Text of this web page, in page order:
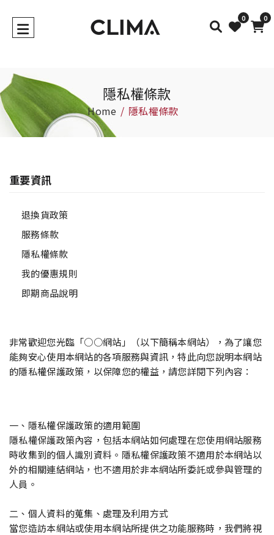
0 0
隱私權條款
Home 隱私權條款
重要資訊
退換貨政策
服務條款
隱私權條款
我的優惠規則
即期商品說明
非常歡迎您光臨「○○網站」（以下簡稱本網站），為了讓您
能夠安心使用本網站的各項服務與資訊，特此向您說明本網站
的隱私權保護政策，以保障您的權益，請您詳閱下列內容：
一、隱私權保護政策的適用範圍
隱私權保護政策內容，包括本網站如何處理在您使用網站服務
時收集到的個人識別資料。隱私權保護政策不適用於本網站以
外的相關連結網站，也不適用於非本網站所委託或參與管理的
人員。
二、個人資料的蒐集、處理及利用方式
當您造訪本網站或使用本網站所提供之功能服務時，我們將視